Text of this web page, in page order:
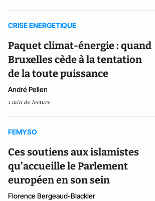
CRISE ENERGETIQUE
Paquet climat-énergie : quand
Bruxelles cède à la tentation
de la toute puissance
André Pellen
1 min de lecture
FEMYSO
Ces soutiens aux islamistes
qu’accueille le Parlement
européen en son sein
Florence Bergeaud-Blackler